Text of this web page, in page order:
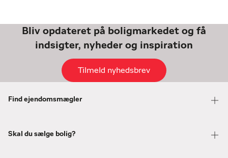
Bliv opdateret på boligmarkedet og få
indsigter, nyheder og inspiration
Tilmeld nyhedsbrev
Find ejendomsmægler
Skal du sælge bolig?